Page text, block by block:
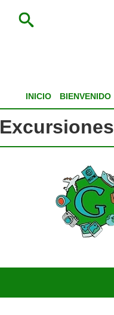
INICIO BIENVENIDO
Excursiones